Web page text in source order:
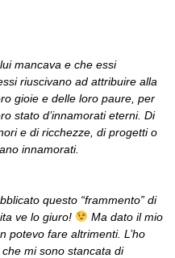
mancava e che essi
riuscivano ad attribuire alla
gioie e delle loro paure, per
stato d’innamorati eterni. Di
e di ricchezze, di progetti o
innamorati.
questo “frammento” di
ve lo giuro!
Ma dato il mio
potevo fare altrimenti. L’ho
mi sono stancata di